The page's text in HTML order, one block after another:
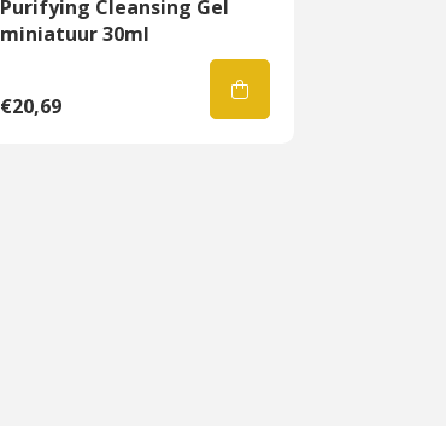
Purifying Cleansing Gel
miniatuur 30ml
€20,69